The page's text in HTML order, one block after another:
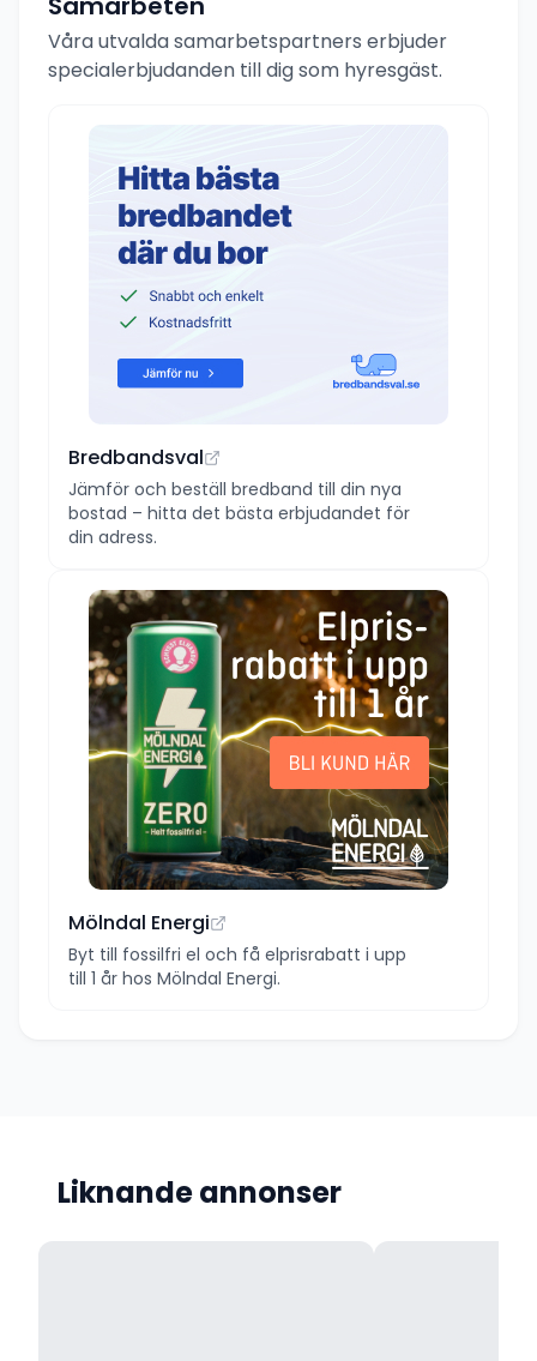
Våra utvalda samarbetspartners erbjuder
specialerbjudanden till dig som hyresgäst.
Bredbandsval
Jämför och beställ bredband till din nya
bostad – hitta det bästa erbjudandet för
din adress.
Mölndal Energi
Byt till fossilfri el och få elprisrabatt i upp
till 1 år hos Mölndal Energi.
Liknande annonser